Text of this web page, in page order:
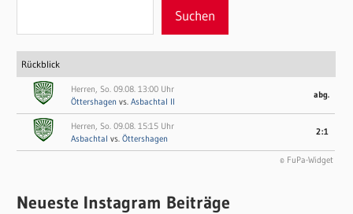
Suchen
Rückblick
Herren, So. 09.08. 13:00 Uhr
Öttershagenvs.Asbachtal II
abg.
Herren, So. 09.08. 15:15 Uhr
Asbachtal vs.Öttershagen
2:1
© FuPa-Widget
Neueste Instagram Beiträge